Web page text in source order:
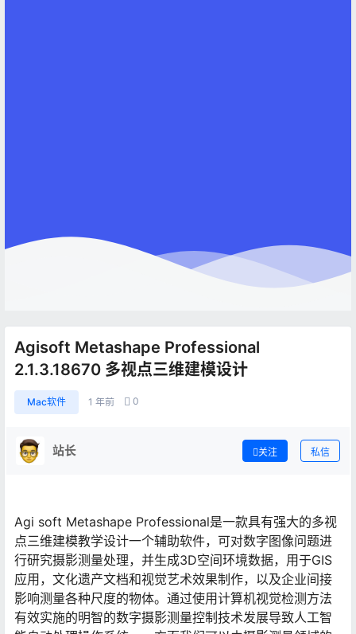
Agisoft Metashape Professional
2.1.3.18670 多视点三维建模设计
Mac软件 1 年前 0
站长 关注 私信
Agi soft Metashape Professional是一款具有强大的多视
点三维建模教学设计一个辅助软件，可对数字图像问题进
行研究摄影测量处理，并生成3D空间环境数据，用于GIS
应用，文化遗产文档和视觉艺术效果制作，以及企业间接
影响测量各种尺度的物体。通过使用计算机视觉检测方法
有效实施的明智的数字摄影测量控制技术发展导致人工智